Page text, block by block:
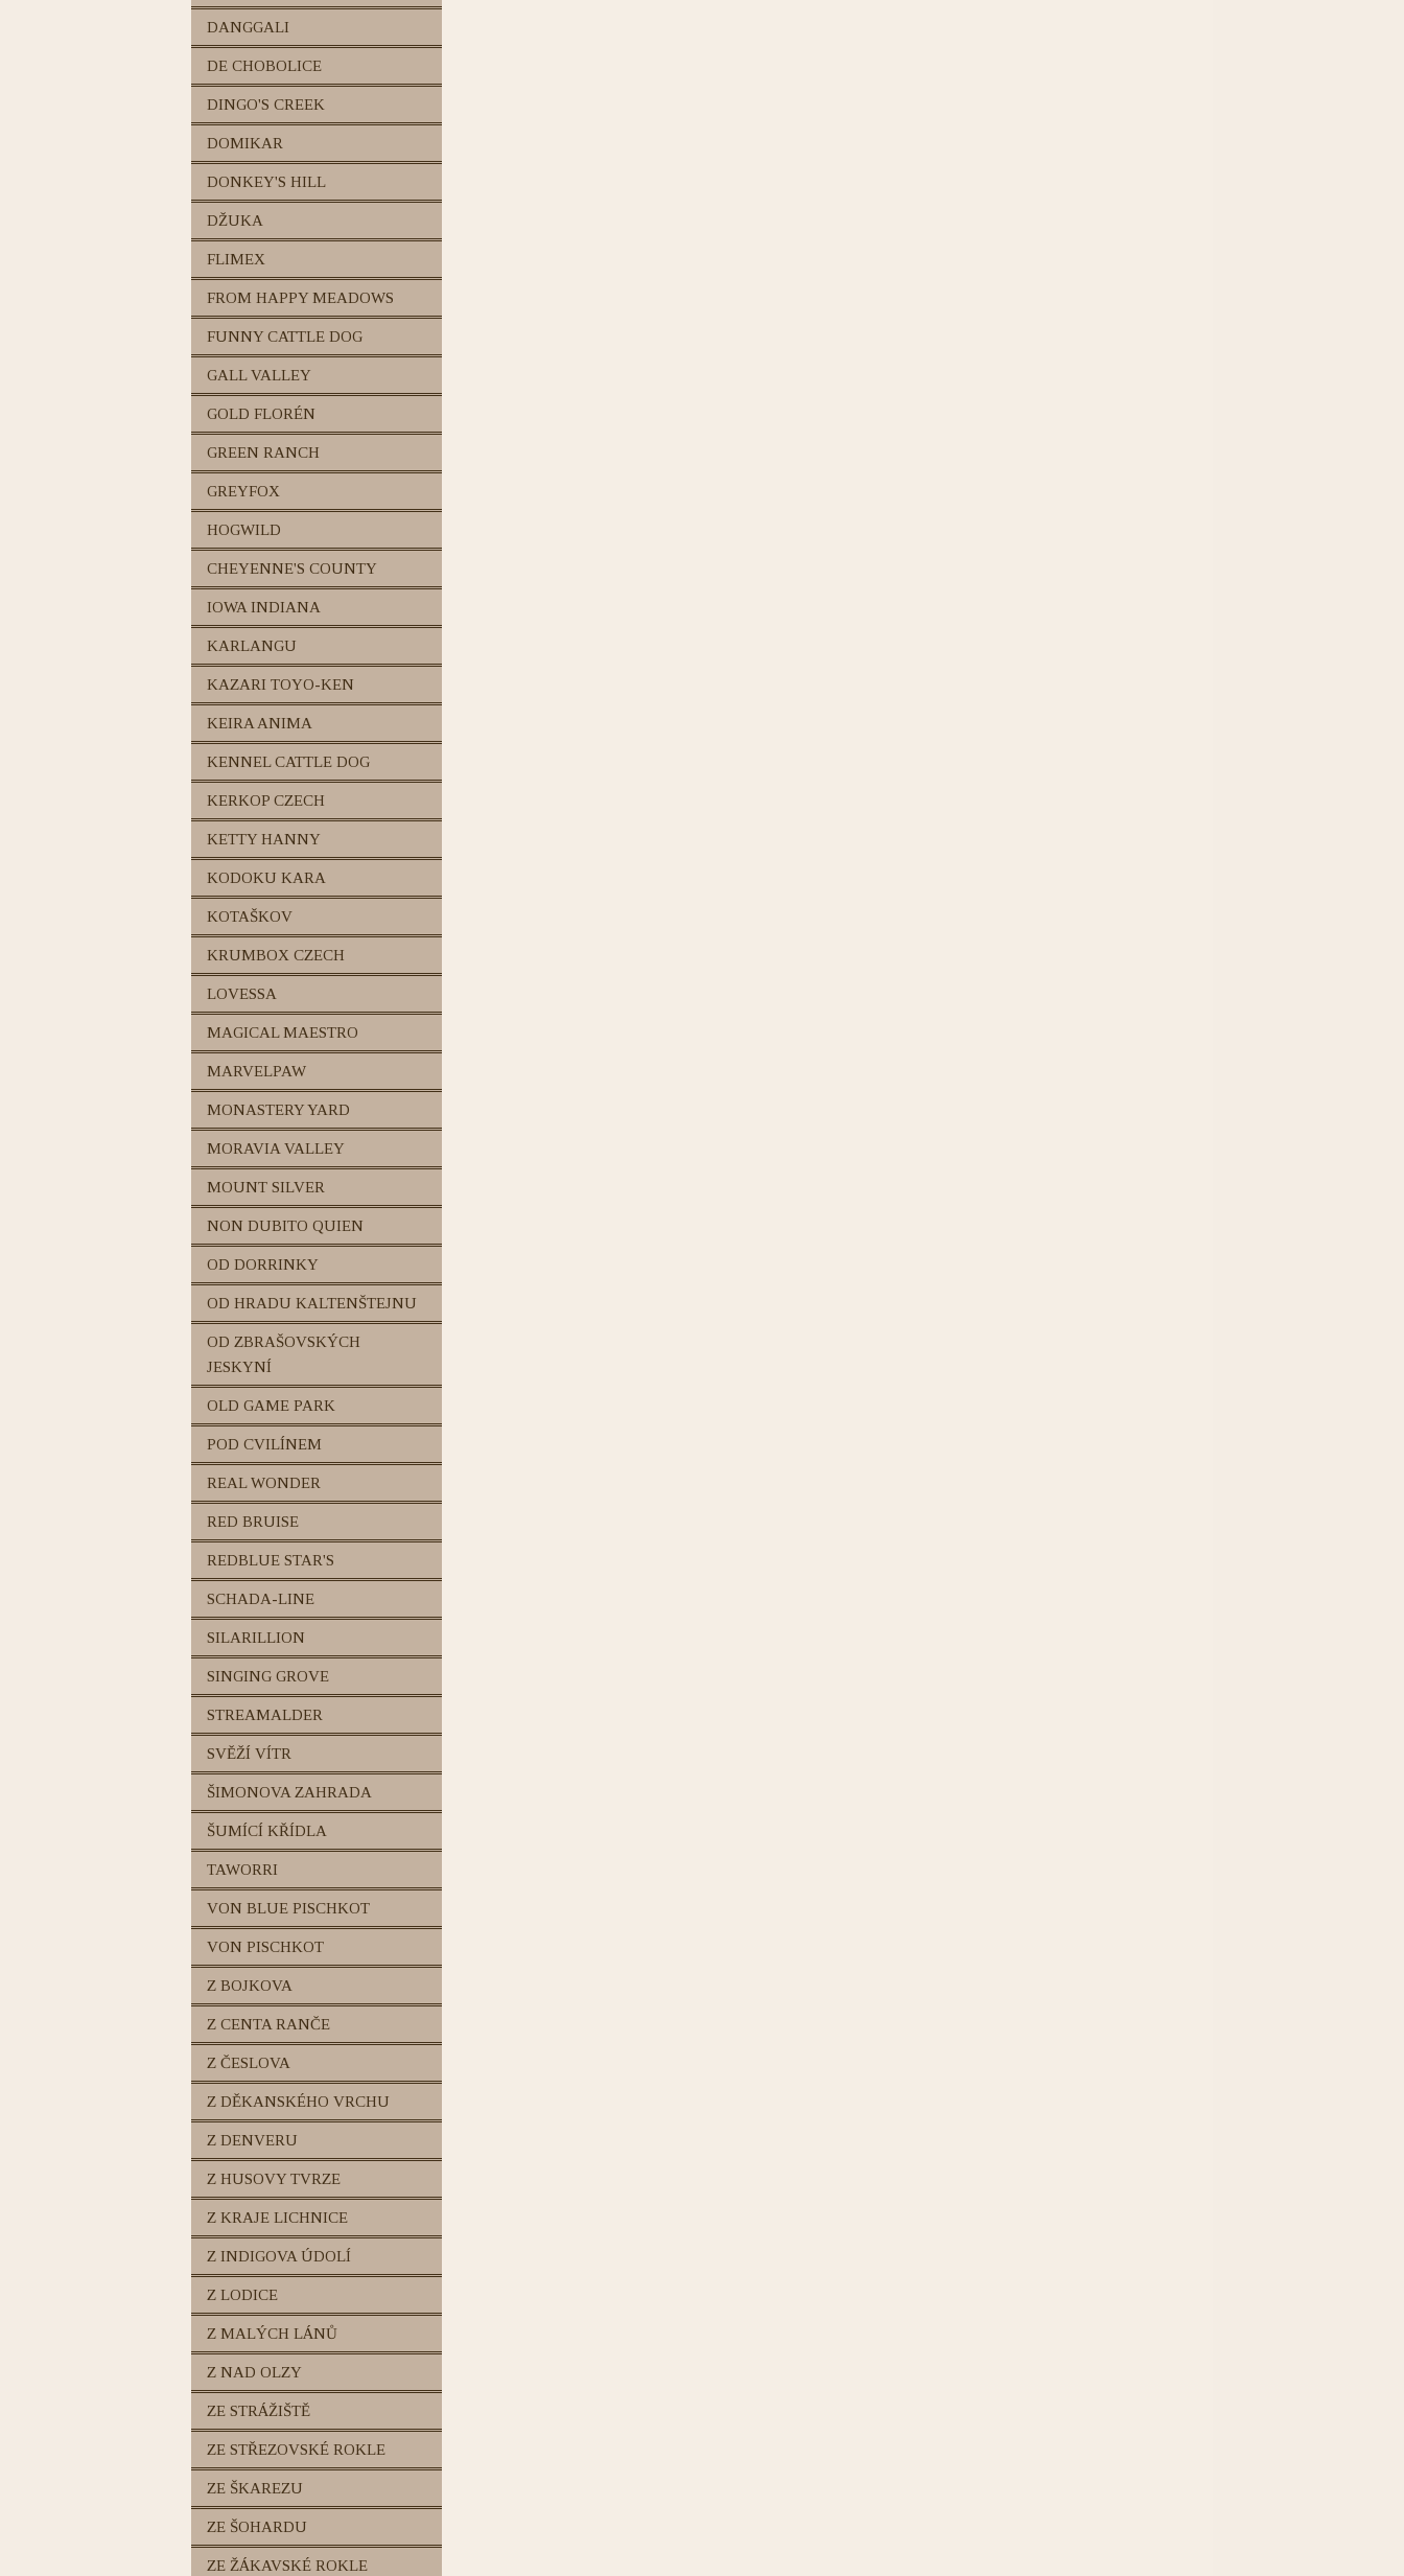
DANGGALI
DE CHOBOLICE
DINGO'S CREEK
DOMIKAR
DONKEY'S HILL
DŽUKA
FLIMEX
FROM HAPPY MEADOWS
FUNNY CATTLE DOG
GALL VALLEY
GOLD FLORÉN
GREEN RANCH
GREYFOX
HOGWILD
CHEYENNE'S COUNTY
IOWA INDIANA
KARLANGU
KAZARI TOYO-KEN
KEIRA ANIMA
KENNEL CATTLE DOG
KERKOP CZECH
KETTY HANNY
KODOKU KARA
KOTAŠKOV
KRUMBOX CZECH
LOVESSA
MAGICAL MAESTRO
MARVELPAW
MONASTERY YARD
MORAVIA VALLEY
MOUNT SILVER
NON DUBITO QUIEN
OD DORRINKY
OD HRADU KALTENŠTEJNU
OD ZBRAŠOVSKÝCH
JESKYNÍ
OLD GAME PARK
POD CVILÍNEM
REAL WONDER
RED BRUISE
REDBLUE STAR'S
SCHADA-LINE
SILARILLION
SINGING GROVE
STREAMALDER
SVĚŽÍ VÍTR
ŠIMONOVA ZAHRADA
ŠUMÍCÍ KŘÍDLA
TAWORRI
VON BLUE PISCHKOT
VON PISCHKOT
Z BOJKOVA
Z CENTA RANČE
Z ČESLOVA
Z DĚKANSKÉHO VRCHU
Z DENVERU
Z HUSOVY TVRZE
Z KRAJE LICHNICE
Z INDIGOVA ÚDOLÍ
Z LODICE
Z MALÝCH LÁNŮ
Z NAD OLZY
ZE STRÁŽIŠTĚ
ZE STŘEZOVSKÉ ROKLE
ZE ŠKAREZU
ZE ŠOHARDU
ZE ŽÁKAVSKÉ ROKLE